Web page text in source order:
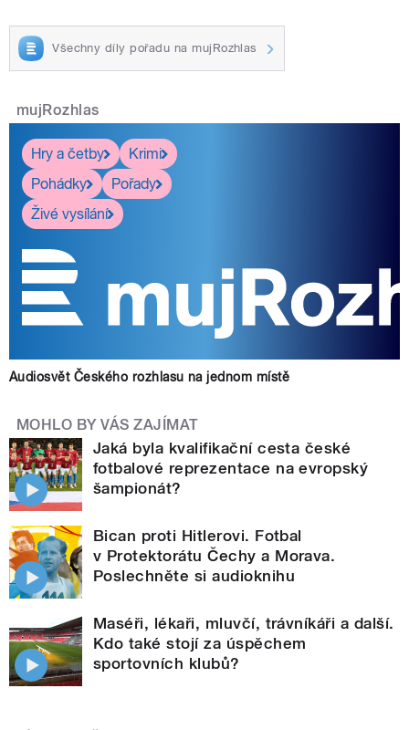
Všechny díly pořadu na mujRozhlas
mujRozhlas
Hry a četby
Krimi
Pohádky
Pořady
Živé vysílání
Audiosvět Českého rozhlasu na jednom místě
MOHLO BY VÁS ZAJÍMAT
Jaká byla kvalifikační cesta české
fotbalové reprezentace na evropský
šampionát?
Bican proti Hitlerovi. Fotbal
v Protektorátu Čechy a Morava.
Poslechněte si audioknihu
Maséři, lékaři, mluvčí, trávníkáři a další.
Kdo také stojí za úspěchem
sportovních klubů?